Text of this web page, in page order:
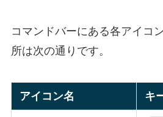
コマンドバーにある各アイコ
所は次の通りです。
アイコン名 キ